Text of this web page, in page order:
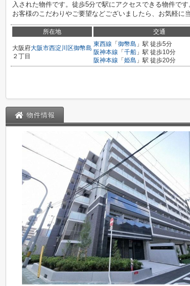
入された物件です。徒歩5分で駅にアクセスできる物件で
お客様のこだわりやご要望などございましたら、お気軽に
所在地 交通
大阪府大阪市西淀川区御幣島
２丁目
東西線 「 御幣島 」駅 徒歩5分
阪神本線 「 千船 」駅 徒歩10分
阪神本線 「 姫島 」駅 徒歩20分
物件情報